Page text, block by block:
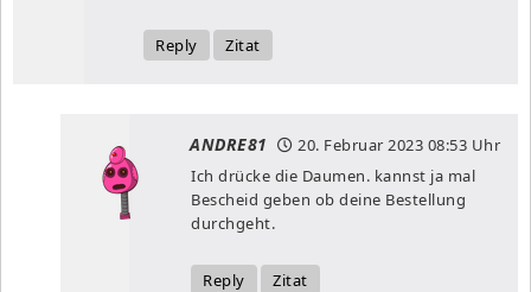
Reply Zitat
ANDRE81 20. Februar 2023 08:53 Uhr
Ich drücke die Daumen. kannst ja mal
Bescheid geben ob deine Bestellung
durchgeht.
Reply Zitat